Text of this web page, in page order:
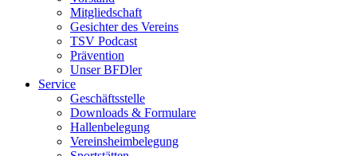
Mitgliedschaft
Gesichter des Vereins
TSV Podcast
Prävention
Unser BFDler
Service
Geschäftsstelle
Downloads & Formulare
Hallenbelegung
Vereinsheimbelegung